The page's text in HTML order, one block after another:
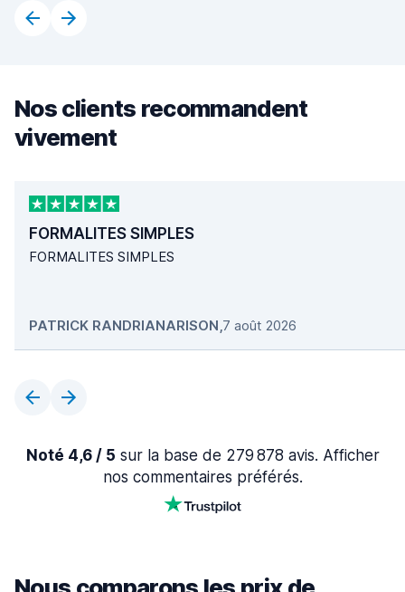
Nos clients recommandent
vivement
FORMALITES SIMPLES
FORMALITES SIMPLES
PATRICK RANDRIANARISON,7 août 2026
Noté 4,6 / 5 sur la base de 279 878 avis. Afficher
nos commentaires préférés.